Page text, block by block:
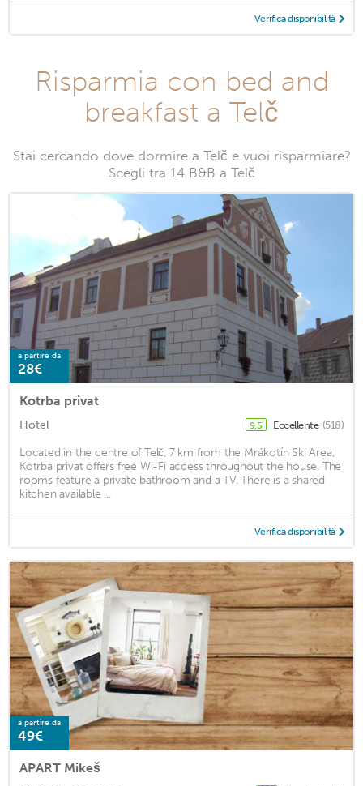
Verifica disponibilità
Risparmia con bed and
breakfast a Telč
Stai cercando dove dormire a Telč e vuoi risparmiare?
Scegli tra 14 B&B a Telč
a partire da
28€
Kotrba privat
Hotel 9,5 Eccellente (518)
Located in the centre of Telč, 7 km from the Mrákotín Ski Area,
Kotrba privat offers free Wi-Fi access throughout the house. The
rooms feature a private bathroom and a TV. There is a shared
kitchen available ...
Verifica disponibilità
a partire da
49€
APART Mikeš